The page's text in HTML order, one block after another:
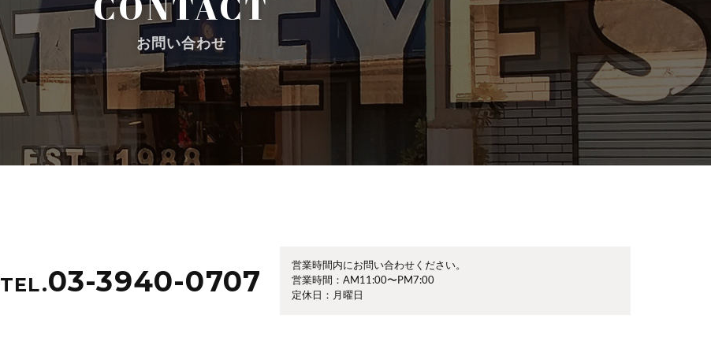
お問い合わせ
TEL.03-3940-0707
営業時間内にお問い合わせください。
営業時間：AM11:00〜PM7:00
定休日：月曜日